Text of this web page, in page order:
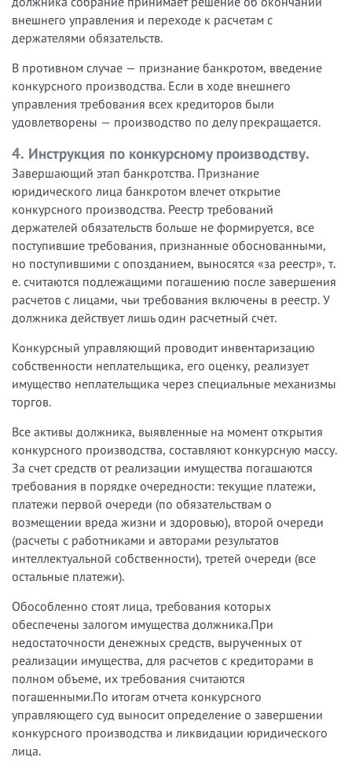
внешнего управления и переходе к расчетам с
держателями обязательств.
В противном случае — признание банкротом, введение
конкурсного производства. Если в ходе внешнего
управления требования всех кредиторов были
удовлетворены — производство по делу прекращается.
4. Инструкция по конкурсному производству.
Завершающий этап банкротства. Признание
юридического лица банкротом влечет открытие
конкурсного производства. Реестр требований
держателей обязательств больше не формируется, все
поступившие требования, признанные обоснованными,
но поступившими с опозданием, выносятся «за реестр», т.
е. считаются подлежащими погашению после завершения
расчетов с лицами, чьи требования включены в реестр. У
должника действует лишь один расчетный счет.
Конкурсный управляющий проводит инвентаризацию
собственности неплательщика, его оценку, реализует
имущество неплательщика через специальные механизмы
торгов.
Все активы должника, выявленные на момент открытия
конкурсного производства, составляют конкурсную массу.
За счет средств от реализации имущества погашаются
требования в порядке очередности: текущие платежи,
платежи первой очереди (по обязательствам о
возмещении вреда жизни и здоровью), второй очереди
(расчеты с работниками и авторами результатов
интеллектуальной собственности), третей очереди (все
остальные платежи).
Обособленно стоят лица, требования которых
обеспечены залогом имущества должника.При
недостаточности денежных средств, вырученных от
реализации имущества, для расчетов с кредиторами в
полном объеме, их требования считаются
погашенными.По итогам отчета конкурсного
управляющего суд выносит определение о завершении
конкурсного производства и ликвидации юридического
лица.